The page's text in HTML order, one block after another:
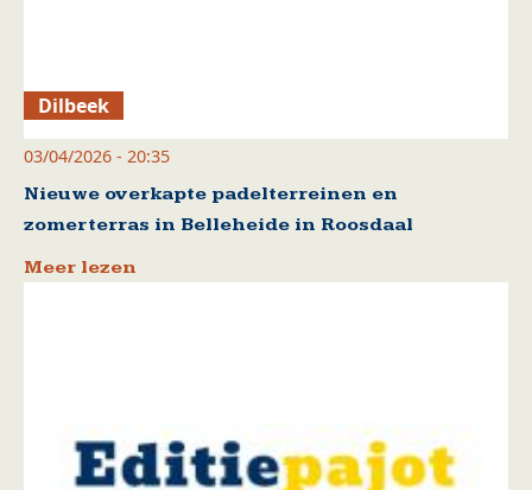
Dilbeek
03/04/2026 - 20:35
Nieuwe overkapte padelterreinen en
zomerterras in Belleheide in Roosdaal
Meer lezen